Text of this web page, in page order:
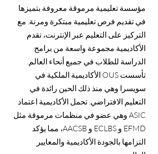
مؤسسة تعليمية مرموقة معروفة بتميزها
في تقديم فرص تعليمية مبتكرة ومرنة. مع
التركيز على التعليم عبر الإنترنت، تقدم
الأكاديمية مجموعة واسعة من برامج
الدراسة للطلاب في جميع أنحاء العالم.
تأسست OUS الأكاديمية الملكية في
سويسرا وهي منذ ذلك الحين رائدة في
التعليم الافتراضي. تحمل الأكاديمية اعتماد
ASIC وهي عضو في منظمات مرموقة مثل
EFMD و ECLBS و AACSB، مما يؤكد
التزامها بالجودة الأكاديمية والمعايير